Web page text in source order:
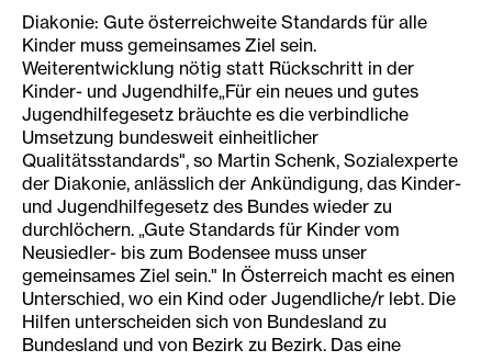
Diakonie: Gute österreichweite Standards für alle
Kinder muss gemeinsames Ziel sein.
Weiterentwicklung nötig statt Rückschritt in der
Kinder- und Jugendhilfe„Für ein neues und gutes
Jugendhilfegesetz bräuchte es die verbindliche
Umsetzung bundesweit einheitlicher
Qualitätsstandards", so Martin Schenk, Sozialexperte
der Diakonie, anlässlich der Ankündigung, das Kinder-
und Jugendhilfegesetz des Bundes wieder zu
durchlöchern. „Gute Standards für Kinder vom
Neusiedler- bis zum Bodensee muss unser
gemeinsames Ziel sein." In Österreich macht es einen
Unterschied, wo ein Kind oder Jugendliche/r lebt. Die
Hilfen unterscheiden sich von Bundesland zu
Bundesland und von Bezirk zu Bezirk. Das eine